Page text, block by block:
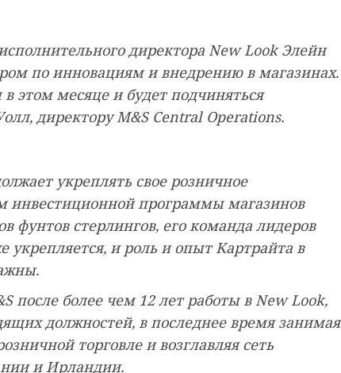
директора New Look Элейн
по инновациям и внедрению в магазинах.
этом месяце и будет подчиняться
директору M&S Central Operations.
укреплять свое розничное
инвестиционной программы магазинов
фунтов стерлингов, его команда лидеров
укрепляется, и роль и опыт Картрайта в
после более чем 12 лет работы в New Look,
должностей, в последнее время занимая
торговле и возглавляя сеть
и Ирландии.